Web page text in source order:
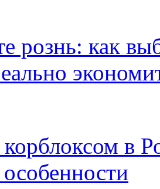
рознь: как
в